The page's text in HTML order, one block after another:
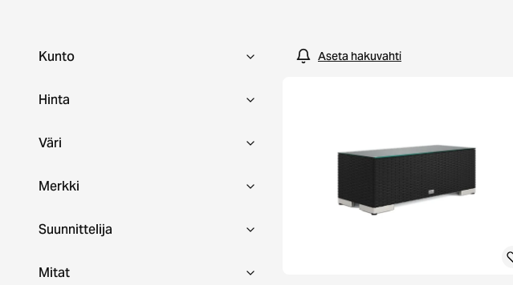
Kunto
Hinta
Väri
Merkki
Suunnittelija
Mitat
Aseta hakuvahti